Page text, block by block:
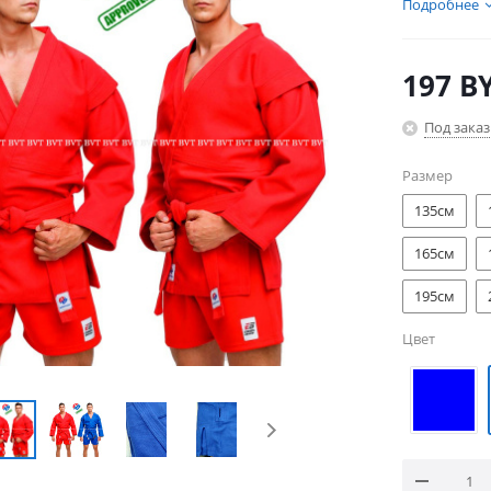
Подробнее
197
Под заказ
Размер
135см
165см
195см
Цвет